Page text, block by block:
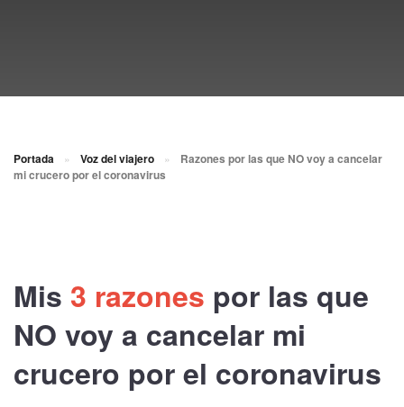
Portada » Voz del viajero »
Razones por las que NO voy a cancelar
mi crucero por el coronavirus
Mis 3 razones por las que
NO voy a cancelar mi
crucero por el coronavirus